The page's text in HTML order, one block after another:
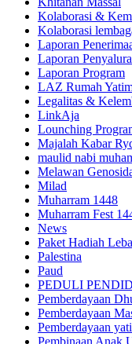
Kolaborasi &
Kolaborasi
Laporan
Laporan
Laporan Program
LAZ Rumah
Legalitas &
LinkAja
Lounching
Majalah Kabar
maulid nabi
Melawan
Milad
Muharram 1448
Muharram Fest
News
Paket Hadiah
Palestina
Paud
PEDULI
Pemberdayaan
Pemberdayaan
Pemberdayaan
Pembinaan Anak